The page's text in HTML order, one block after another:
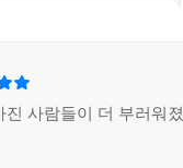
진 사람들이 더 부러워